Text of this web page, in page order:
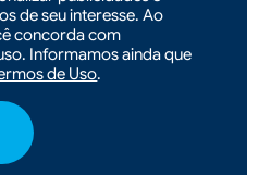
de seu interesse. Ao
concorda com
Informamos ainda que
de Uso.
Homem é preso com pistola
furtada e munições em Xaxim